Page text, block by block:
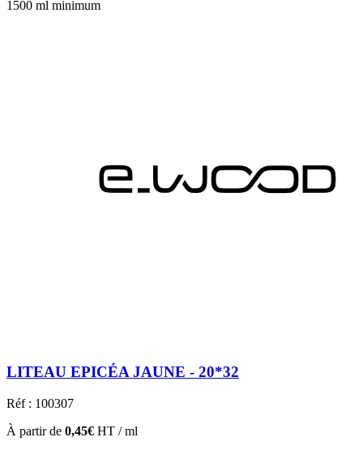
1500 ml minimum
LITEAU EPICÉA JAUNE - 20*32
Réf : 100307
À partir de 0,45€ HT / ml